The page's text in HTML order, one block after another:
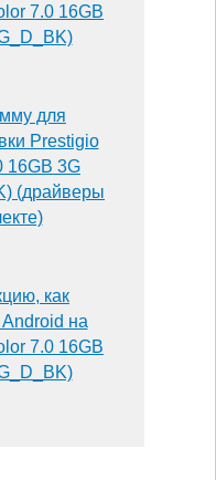
7.0 16GB
для
Prestigio
16GB 3G
(драйверы
как
на
7.0 16GB